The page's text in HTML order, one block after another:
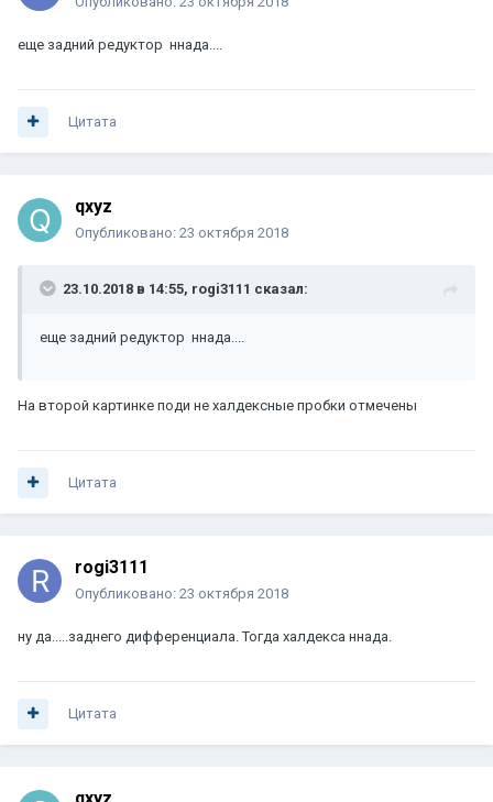
еще задний редуктор ннада....
Цитата
qxyz
Опубликовано: 23 октября 2018
23.10.2018 в 14:55, rogi3111 сказал:
еще задний редуктор ннада....
На второй картинке поди не халдексные пробки отмечены
Цитата
rogi3111
Опубликовано: 23 октября 2018
ну да.....заднего дифференциала. Тогда халдекса ннада.
Цитата